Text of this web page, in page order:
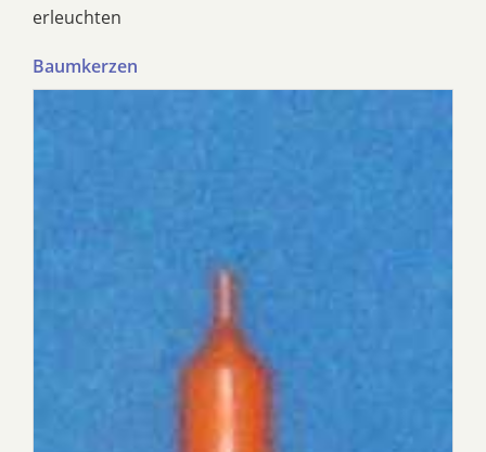
erleuchten
Baumkerzen